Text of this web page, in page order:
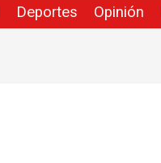
Deportes Opinión